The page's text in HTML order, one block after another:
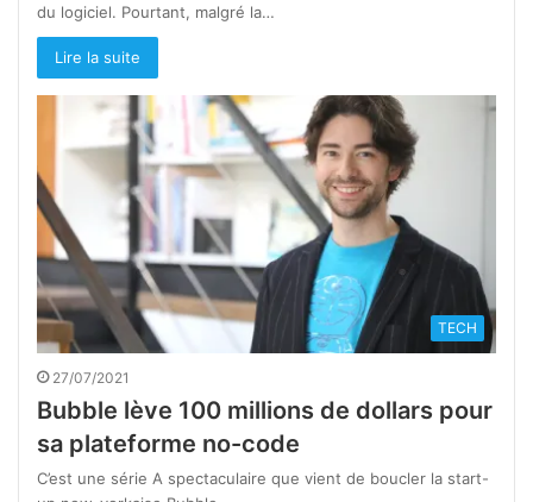
du logiciel. Pourtant, malgré la…
Lire la suite
TECH
27/07/2021
Bubble lève 100 millions de dollars pour
sa plateforme no-code
C’est une série A spectaculaire que vient de boucler la start-